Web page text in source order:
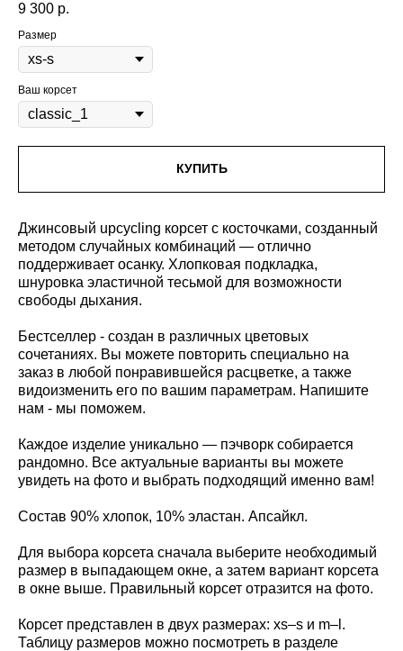
9 300 р.
Размер
Ваш корсет
КУПИТЬ
Джинсовый upcycling корсет с косточками, созданный
методом случайных комбинаций — отлично
поддерживает осанку. Хлопковая подкладка,
шнуровка эластичной тесьмой для возможности
свободы дыхания.
Бестселлер - создан в различных цветовых
сочетаниях. Вы можете повторить специально на
заказ в любой понравившейся расцветке, а также
видоизменить его по вашим параметрам. Напишите
нам - мы поможем.
Каждое изделие уникально — пэчворк собирается
рандомно. Все актуальные варианты вы можете
увидеть на фото и выбрать подходящий именно вам!
Состав 90% хлопок, 10% эластан. Апсайкл.
Для выбора корсета сначала выберите необходимый
размер в выпадающем окне, а затем вариант корсета
в окне выше. Правильный корсет отразится на фото.
Корсет представлен в двух размерах: xs–s и m–l.
Таблицу размеров можно посмотреть в разделе